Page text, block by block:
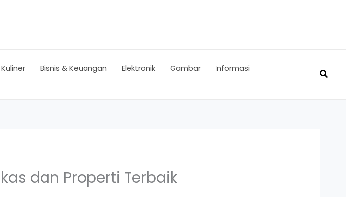
Bisnis & Keuangan Elektronik Gambar
Informasi
dan Properti Terbaik